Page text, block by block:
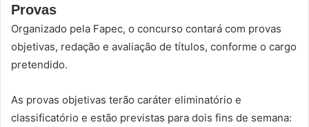
Provas
Organizado pela Fapec, o concurso contará com provas
objetivas, redação e avaliação de títulos, conforme o cargo
pretendido.
As provas objetivas terão caráter eliminatório e
classificatório e estão previstas para dois fins de semana: